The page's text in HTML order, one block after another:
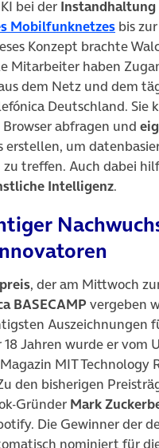
bei der Instandhaltung
Mobilfunknetzes(öffnet
bis zur
Konzept brachte
Mitarbeiter haben
dem Netz und dem
Deutschland. Sie
abfragen und
erstellen, um
treffen. Auch dabei
Intelligenz.
, der am Mittwoch
BASECAMP vergeben
Auszeichnungen
Jahren wurde er vom
MIT Technology
den bisherigen
Gründer Mark
Die Gewinner der
nominiert für